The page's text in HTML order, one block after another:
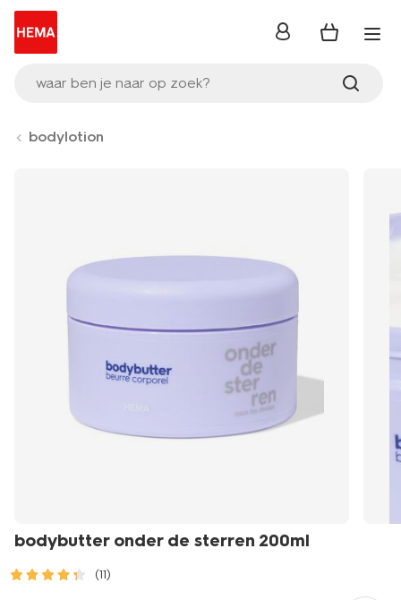
waar ben je naar op zoek?
inloggen
bodylotion
bodybutter onder de sterren 200ml
(11)